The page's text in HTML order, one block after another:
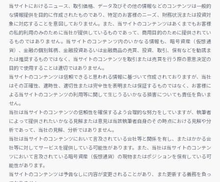
当サイトにおけるニュース、取引価格、データ及びその他の情報などのコンテンツは一般的
な情報提供を目的に作成されたものであり、特定のお客様のニーズ、財務状況または投資対
象に対応することを意図しておりません。また、当サイトのコンテンツはあくまでもお客様
の私的利用のみのために当社が提供しているものであって、商用目的のために提供されてい
るものではありません。当サイトのコンテンツ内のいかなる情報も、暗号資産（仮想通
貨）、金融の個別銘柄、金融投資あるいは金融商品の売買、投資、取引、保有などを勧誘ま
たは推奨するものではなく、当サイトのコンテンツを取引または売買を行う際の意思決定の
目的で使用することは適切ではありません。
当サイトのコンテンツは信頼できると思われる情報に基づいて作成されておりますが、当社
はその正確性、適時性、適切性または完全性を表明または保証するものではなく、お客様に
よる当サイトのコンテンツの利用等に関して生じうるいかなる損害についても責任を負いま
せん。
当社は当サイトのコンテンツの信頼性を確保するよう合理的な努力をしていますが、執筆者
によって提供されたいかなる見解または意見は当該執筆者自身のその時点における見解や分
析であって、当社の見解、分析ではありません。
当社は当サイトのコンテンツにおいて言及されている会社等と関係を有し、またはかかる会
社等に対してサービスを提供している可能性があります。また、当社は当サイトのコンテン
ツにおいて言及されている暗号資産（仮想通貨）の現物またはポジションを保有している可
能性があります。
当サイトのコンテンツは予告なしに内容が変更されることがあり、また更新する義務を負っ